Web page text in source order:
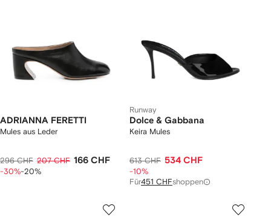
ADRIANNA FERETTI
Mules aus Leder
296 CHF 207 CHF 166 CHF
-30%-20%
Runway
Dolce & Gabbana
Keira Mules
613 CHF 534 CHF
-10%
Für451 CHFshoppen